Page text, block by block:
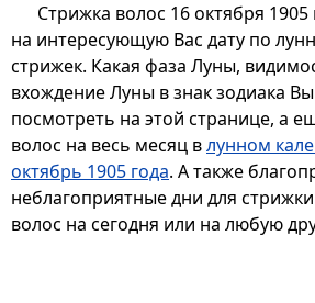
Стрижка волос 16 октября 1905
на интересующую Вас дату по
стрижек. Какая фаза Луны,
вхождение Луны в знак зодиака
посмотреть на этой странице, а
волос на весь месяц влунном
октябрь 1905 года. А также
неблагоприятные дни для
волос на сегодня или на любую